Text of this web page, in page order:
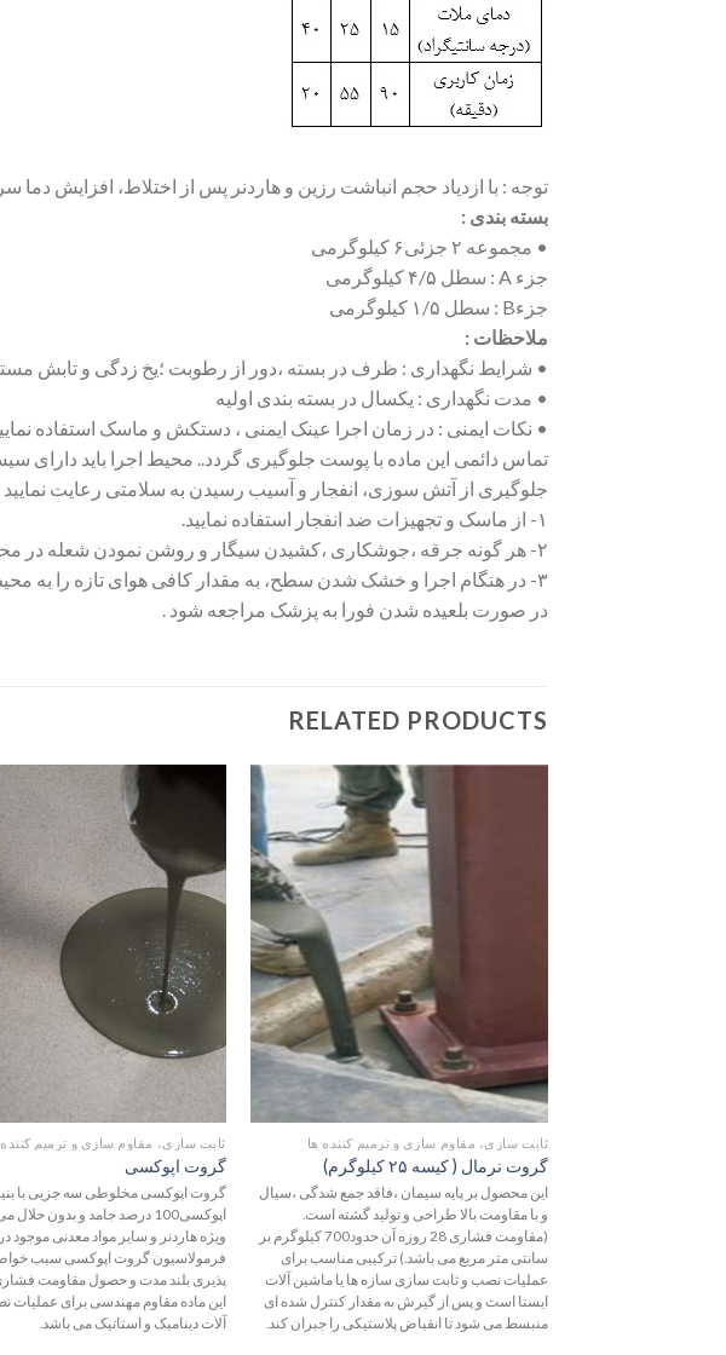
توجه : با ازدیاد حجم انباشت رزین و هاردنر پس از اختلاط، افزایش دما
بسته بندی :
• مجموعه ۲ جزئی۶ کیلوگرمی
جزء A : سطل ۴/۵ کیلوگرمی
جزءB : سطل ۱/۵ کیلوگرمی
ملاحظات :
• شرایط نگهداری : ظرف در بسته ،دور از رطوبت ؛یخ زدگی و تابش مستقیم نور خورشید و
• مدت نگهداری : یکسال در بسته بندی اولیه
• نکات ایمنی : در زمان اجرا عینک ایمنی ، دستکش و ماسک استفاده
تماس دائمی این ماده با پوست جلوگیری گردد.. محیط اجرا باید دارای
جلوگیری از آتش سوزی، انفجار و آسیب رسیدن به سلامتی رعایت نمایید
۱- از ماسک و تجهیزات ضد انفجار استفاده نمایید.
۲- هر گونه جرقه ،جوشکاری ،کشیدن سیگار و روشن نمودن شعله در محیط اجرا ممنوع می باشد.
۳- در هنگام اجرا و خشک شدن سطح، به مقدار کافی هوای تازه را به محیط وارد نمایید.
در صورت بلعیده شدن فورا به پزشک مراجعه شود .
RELATED PRODUCTS
افزودن
به
علاقه
مندی
ها
ثابت سازی، مقاوم سازی و ترمیم کننده ها
گروت نرمال ( کیسه ۲۵ کیلوگرم)
این محصول بر پایه سیمان ،فاقد جمع شدگی ،سیال
و با مقاومت بالا طراحی و تولید گشته است.
(مقاومت فشاری 28 روزه آن حدود700 کیلوگرم بر
سانتی متر مربع می باشد.) ترکیبی مناسب برای
عملیات نصب و ثابت سازی سازه ها یا ماشین آلات
ایستا است و پس از گیرش به مقدار کنترل شده ای
منبسط می شود تا انقباض پلاستیکی را جبران کند.
ثابت سازی، مقاوم سازی و ترمیم کننده
گروت اپوکسی
گروت اپوکسی مخلوطی سه جزیی با
اپوکسی100 درصد جامد و بدون
ویژه هاردنر و سایر مواد معدنی موجود در
فرمولاسیون گروت اپوکسی سبب
پذیری بلند مدت و حصول مقاومت فشاری
این ماده مقاوم مهندسی برای عملیات
آلات دینامیک و استاتیک می باشد.